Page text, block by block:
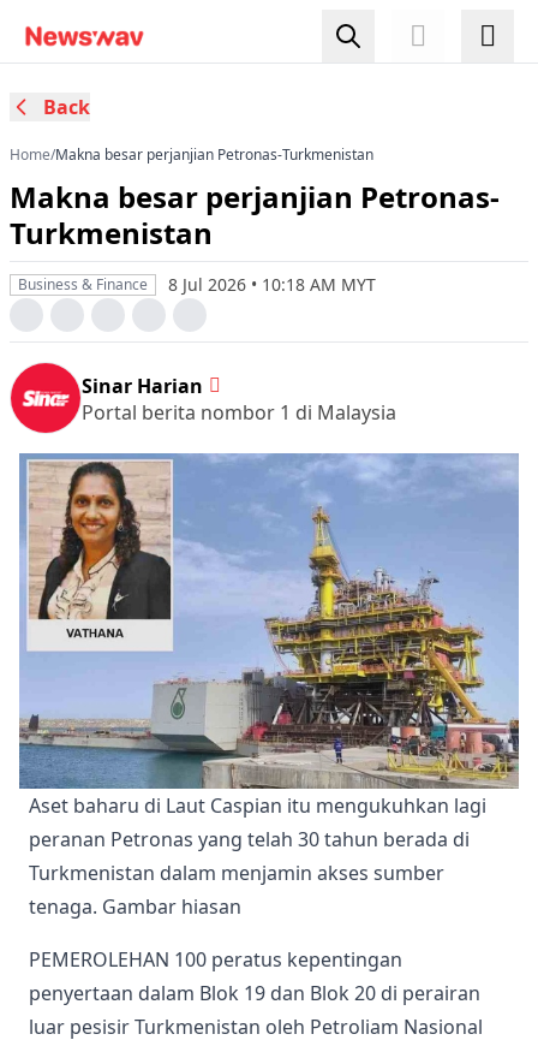
Back
Home/Makna besar perjanjian Petronas-Turkmenistan
Makna besar perjanjian Petronas-
Turkmenistan
Business & Finance 8 Jul 2026 • 10:18 AM MYT
Sinar Harian
Portal berita nombor 1 di Malaysia
Aset baharu di Laut Caspian itu mengukuhkan lagi
peranan Petronas yang telah 30 tahun berada di
Turkmenistan dalam menjamin akses sumber
tenaga. Gambar hiasan
PEMEROLEHAN 100 peratus kepentingan
penyertaan dalam Blok 19 dan Blok 20 di perairan
luar pesisir Turkmenistan oleh Petroliam Nasional